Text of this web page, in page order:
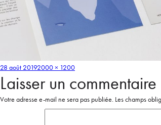
28 août 20192000 × 1200
Laisser un commentaire
Votre adresse e-mail ne sera pas publiée. Les champs